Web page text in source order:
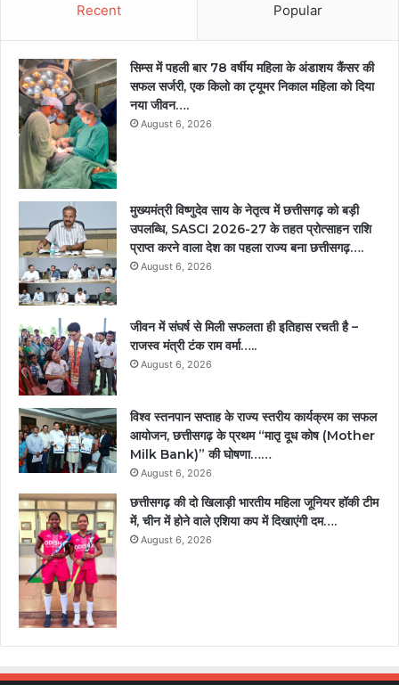
Recent Popular
सिम्स में पहली बार 78 वर्षीय महिला के अंडाशय कैंसर की
सफल सर्जरी, एक किलो का ट्यूमर निकाल महिला को दिया
नया जीवन….
August 6, 2026
मुख्यमंत्री विष्णुदेव साय के नेतृत्व में छत्तीसगढ़ को बड़ी
उपलब्धि, SASCI 2026-27 के तहत प्रोत्साहन राशि
प्राप्त करने वाला देश का पहला राज्य बना छत्तीसगढ़….
August 6, 2026
जीवन में संघर्ष से मिली सफलता ही इतिहास रचती है –
राजस्व मंत्री टंक राम वर्मा…..
August 6, 2026
विश्व स्तनपान सप्ताह के राज्य स्तरीय कार्यक्रम का सफल
आयोजन, छत्तीसगढ़ के प्रथम “मातृ दूध कोष (Mother
Milk Bank)” की घोषणा……
August 6, 2026
छत्तीसगढ़ की दो खिलाड़ी भारतीय महिला जूनियर हॉकी टीम
में, चीन में होने वाले एशिया कप में दिखाएंगी दम….
August 6, 2026